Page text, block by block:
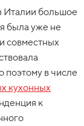
Италии большое
была уже не
совместных
поэтому в числе
кухонных
к